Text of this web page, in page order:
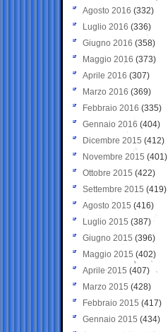
Agosto 2016 (332)
Luglio 2016 (336)
Giugno 2016 (358)
Maggio 2016 (373)
Aprile 2016 (307)
Marzo 2016 (369)
Febbraio 2016 (335)
Gennaio 2016 (404)
Dicembre 2015 (412)
Novembre 2015 (401)
Ottobre 2015 (422)
Settembre 2015 (419)
Agosto 2015 (416)
Luglio 2015 (387)
Giugno 2015 (396)
Maggio 2015 (402)
Aprile 2015 (407)
Marzo 2015 (428)
Febbraio 2015 (417)
Gennaio 2015 (434)